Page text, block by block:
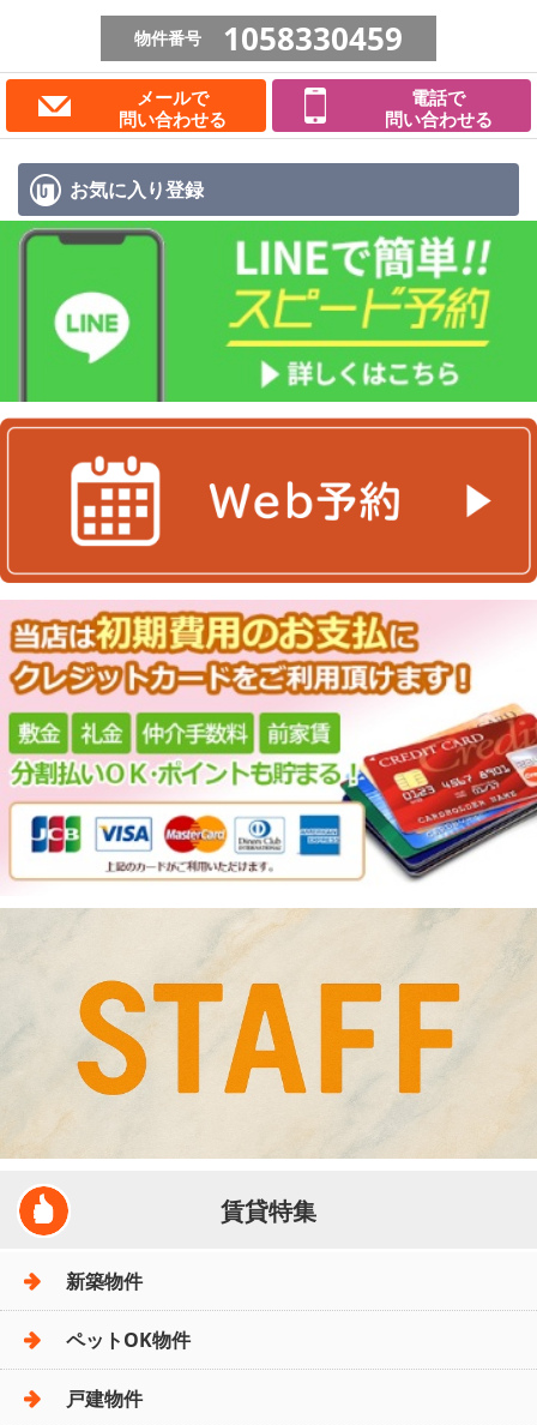
物件番号 1058330459
メールで
問い合わせる
電話で
問い合わせる
お気に入り登録
賃貸特集
新築物件
ペットOK物件
戸建物件